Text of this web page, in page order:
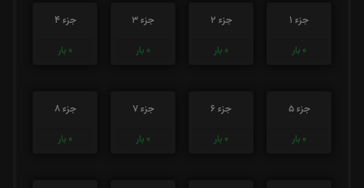
جزء 1
0 بار
جزء 2
0 بار
جزء 3
0 بار
جزء 4
0 بار
جزء 5
0 بار
جزء 6
0 بار
جزء 7
0 بار
جزء 8
0 بار